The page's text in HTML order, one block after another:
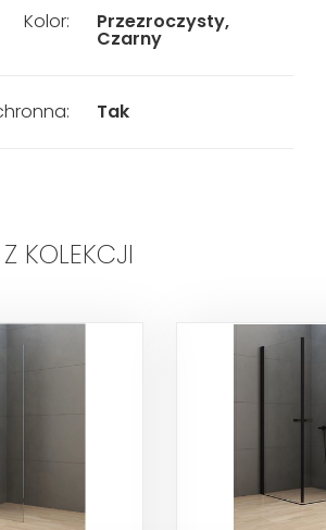
Kolor: Przezroczysty,
Czarny
Tak
KOLEKCJI